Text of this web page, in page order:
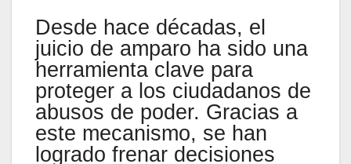
Desde hace décadas, el
juicio de amparo ha sido una
herramienta clave para
proteger a los ciudadanos de
abusos de poder. Gracias a
este mecanismo, se han
logrado frenar decisiones